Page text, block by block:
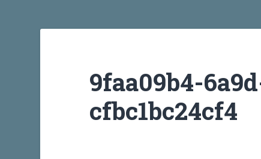
9faa09b4-
cfbc1bc24cf4